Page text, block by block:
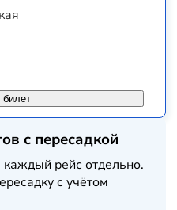
билет
с пересадкой
рейс отдельно.
с учётом